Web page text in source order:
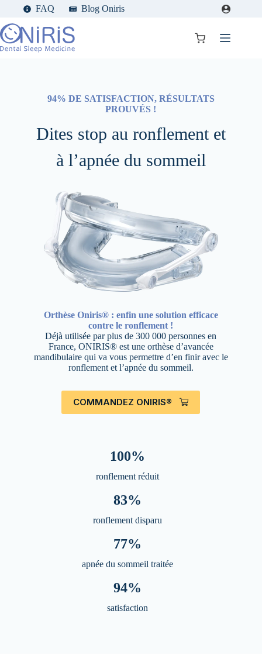
contenu
FAQ Blog Oniris
Panier
94% DE SATISFACTION, RÉSULTATS
PROUVÉS !
Dites stop au ronflement et
à l’apnée du sommeil
Orthèse Oniris® : enfin une solution efficace
contre le ronflement !
Déjà utilisée par plus de 300 000 personnes en
France, ONIRIS® est une orthèse d’avancée
mandibulaire qui va vous permettre d’en finir avec le
ronflement et l’apnée du sommeil.
COMMANDEZ ONIRIS®
100%
ronflement réduit
83%
ronflement disparu
77%
apnée du sommeil traitée
94%
satisfaction